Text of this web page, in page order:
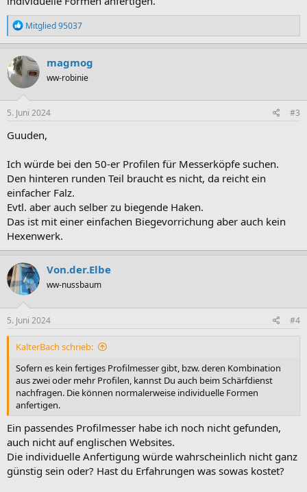
R
e
a
k
t
o
n
e
:
Mitglied 95037
magmog
ww-robinie
5. Juni 2024 #3
Guuden,
Ich würde bei den 50-er Profilen für Messerköpfe suchen.
Den hinteren runden Teil braucht es nicht, da reicht ein
einfacher Falz.
Evtl. aber auch selber zu biegende Haken.
Das ist mit einer einfachen Biegevorrichung aber auch kein
Hexenwerk.
Von.der.Elbe
ww-nussbaum
5. Juni 2024 #4
KalterBach schrieb:
Sofern es kein fertiges Profilmesser gibt, bzw. deren Kombination
aus zwei oder mehr Profilen, kannst Du auch beim Schärfdienst
nachfragen. Die können normalerweise individuelle Formen
anfertigen.
Ein passendes Profilmesser habe ich noch nicht gefunden,
auch nicht auf englischen Websites.
Die individuelle Anfertigung würde wahrscheinlich nicht ganz
günstig sein oder? Hast du Erfahrungen was sowas kostet?